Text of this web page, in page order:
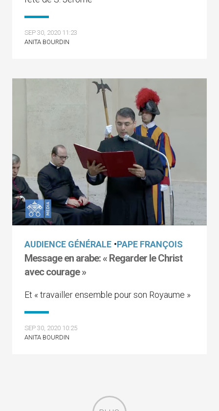
SEP 30, 2020 11:23
ANITA BOURDIN
AUDIENCE GÉNÉRALE •PAPE FRANÇOIS
Message en arabe: « Regarder le Christ
avec courage »
Et « travailler ensemble pour son Royaume »
SEP 30, 2020 10:25
ANITA BOURDIN